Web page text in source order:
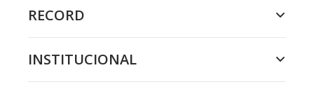
RECORD
INSTITUCIONAL